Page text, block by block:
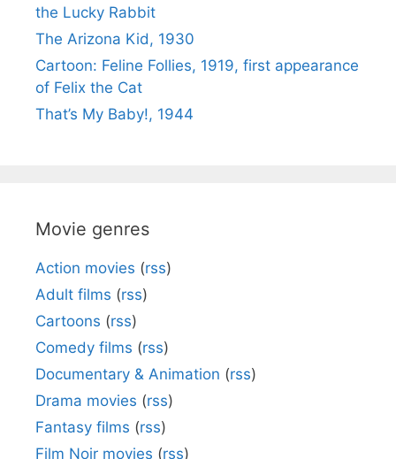
the Lucky Rabbit
The Arizona Kid, 1930
Cartoon: Feline Follies, 1919, first appearance
of Felix the Cat
That’s My Baby!, 1944
Movie genres
Action movies (rss)
Adult films (rss)
Cartoons (rss)
Comedy films (rss)
Documentary & Animation (rss)
Drama movies (rss)
Fantasy films (rss)
Film Noir movies (rss)